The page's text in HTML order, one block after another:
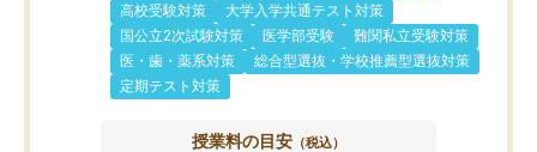
高校受験対策
大学入学共通テスト対策
国公立2次試験対策
医学部受験
難関私立受験対策
医・歯・薬系対策
総合型選抜・学校推薦型選抜対策
定期テスト対策
授業料の目安 （税込）